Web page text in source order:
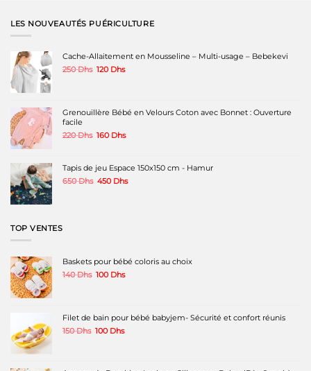
LES NOUVEAUTÉS PUÉRICULTURE
Cache-Allaitement en Mousseline – Multi-usage – Bebekevi
250Dhs Le
250 Dhs.
120 DhsLe
120 Dhs.
Grenouillère Bébé en Velours Coton avec Bonnet : Ouverture
facile
220Dhs Le
était :
220 Dhs.
160 DhsLe
est :
160 Dhs.
Tapis de jeu Espace 150x150 cm - Hamur
650Dhs Le
450 DhsLe
TOP VENTES
Baskets pour bébé coloris au choix
140Dhs Le
100 DhsLe
100 Dhs.
Filet de bain pour bébé babyjem- Sécurité et confort réunis
150Dhs Le
150 Dhs.
100 DhsLe
100 Dhs.